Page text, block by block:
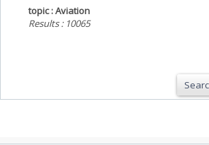
topic : Aviation
Results : 10065